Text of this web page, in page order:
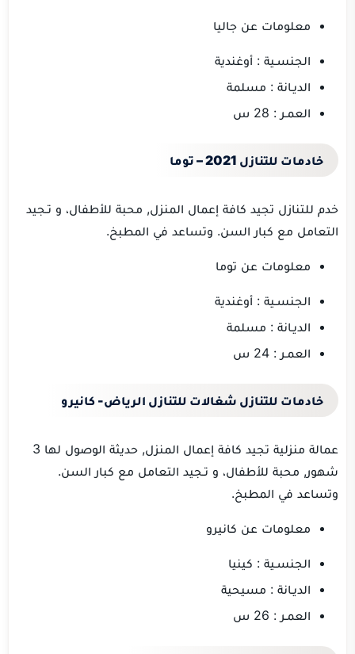
معلومات عن جاليا
الجنسـية : أوغندية
الديـانة : مسلمة
العمـر : 28 س
خادمات للتنازل 2021 – توما
خدم للتنازل تجيد كافة إعمال المنزل, محبة للأطفال، و تـجيد
التعامل مع كبار السن. وتساعد في المطبخ.
معلومات عن توما
الجنسـية : أوغندية
الديـانة : مسلمة
العمـر : 24 س
خادمات للتنازل شغالات للتنازل الرياض- كانيرو
عمالة منزلية تجيد كافة إعمال المنزل, حديثة الوصول لها 3
شهور, محبة للأطفال، و تـجيد التعامل مع كبار السن.
وتساعد في المطبخ.
معلومات عن كانيرو
الجنسـية : كينيا
الديـانة : مسيحية
العمـر : 26 س